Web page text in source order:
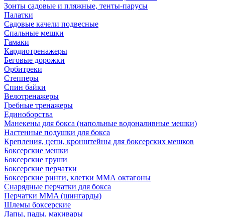
Зонты садовые и пляжные, тенты-парусы
Палатки
Садовые качели подвесные
Спальные мешки
Гамаки
Кардиотренажеры
Беговые дорожки
Орбитреки
Степперы
Спин байки
Велотренажеры
Гребные тренажеры
Единоборства
Манекены для бокса (напольные водоналивные мешки)
Настенные подушки для бокса
Крепления, цепи, кронштейны для боксерских мешков
Боксерские мешки
Боксерские груши
Боксерские перчатки
Боксерские ринги, клетки ММА октагоны
Снарядные перчатки для бокса
Перчатки MMA (шингарды)
Шлемы боксерские
Лапы, пады, макивары